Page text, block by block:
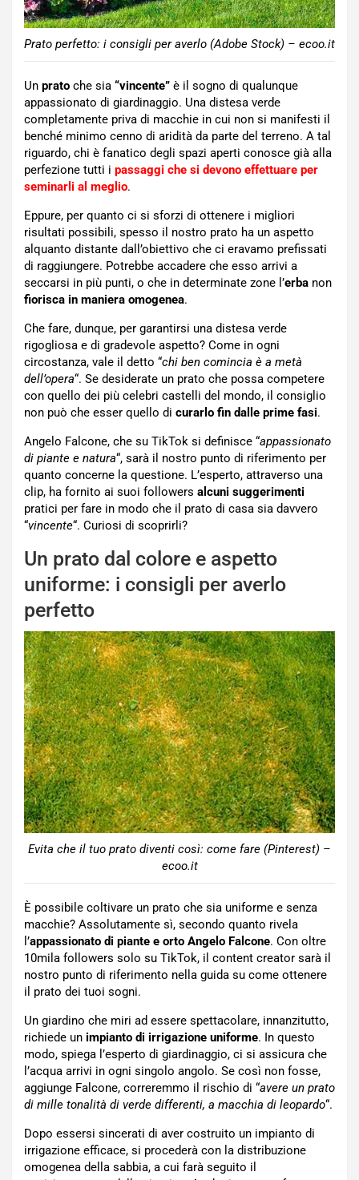
Prato perfetto: i consigli per averlo (Adobe Stock) – ecoo.it
Un prato che sia “vincente” è il sogno di qualunque
appassionato di giardinaggio. Una distesa verde
completamente priva di macchie in cui non si manifesti il
benché minimo cenno di aridità da parte del terreno. A tal
riguardo, chi è fanatico degli spazi aperti conosce già alla
perfezione tutti i passaggi che si devono effettuare per
seminarli al meglio.
Eppure, per quanto ci si sforzi di ottenere i migliori
risultati possibili, spesso il nostro prato ha un aspetto
alquanto distante dall’obiettivo che ci eravamo prefissati
di raggiungere. Potrebbe accadere che esso arrivi a
seccarsi in più punti, o che in determinate zone l’erba non
fiorisca in maniera omogenea.
Che fare, dunque, per garantirsi una distesa verde
rigogliosa e di gradevole aspetto? Come in ogni
circostanza, vale il detto “chi ben comincia è a metà
dell’opera“. Se desiderate un prato che possa competere
con quello dei più celebri castelli del mondo, il consiglio
non può che esser quello di curarlo fin dalle prime fasi.
Angelo Falcone, che su TikTok si definisce “appassionato
di piante e natura“, sarà il nostro punto di riferimento per
quanto concerne la questione. L’esperto, attraverso una
clip, ha fornito ai suoi followers alcuni suggerimenti
pratici per fare in modo che il prato di casa sia davvero
“vincente“. Curiosi di scoprirli?
Un prato dal colore e aspetto
uniforme: i consigli per averlo
perfetto
Evita che il tuo prato diventi così: come fare (Pinterest) –
ecoo.it
È possibile coltivare un prato che sia uniforme e senza
macchie? Assolutamente sì, secondo quanto rivela
l’appassionato di piante e orto Angelo Falcone. Con oltre
10mila followers solo su TikTok, il content creator sarà il
nostro punto di riferimento nella guida su come ottenere
il prato dei tuoi sogni.
Un giardino che miri ad essere spettacolare, innanzitutto,
richiede un impianto di irrigazione uniforme. In questo
modo, spiega l’esperto di giardinaggio, ci si assicura che
l’acqua arrivi in ogni singolo angolo. Se così non fosse,
aggiunge Falcone, correremmo il rischio di “avere un prato
di mille tonalità di verde differenti, a macchia di leopardo“.
Dopo essersi sincerati di aver costruito un impianto di
irrigazione efficace, si procederà con la distribuzione
omogenea della sabbia, a cui farà seguito il